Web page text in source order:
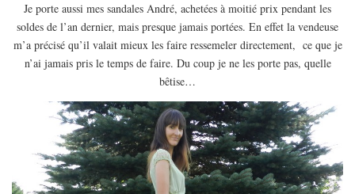
AUSTRALIE
ARTICLES PRATIQUES
YOGA
MON PROGRAMME DE YOGA EN LIGNE
AUTRES CATÉGORIES
MODE
BEAUTÉ
DIVERSES BOX
Je porte aussi mes sandales André, achetées à moitié prix pendant les
soldes de l’an dernier, mais presque jamais portées. En effet la vendeuse
m’a précisé qu’il valait mieux les faire ressemeler directement, ce que je
n’ai jamais pris le temps de faire. Du coup je ne les porte pas, quelle
bêtise…